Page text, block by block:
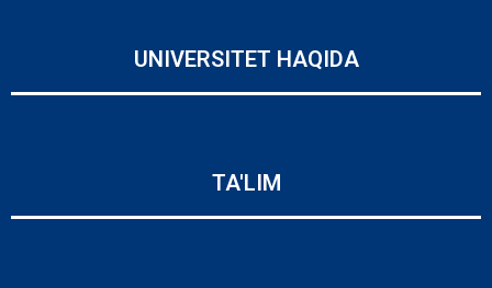
UNIVERSITET HAQIDA
TA'LIM